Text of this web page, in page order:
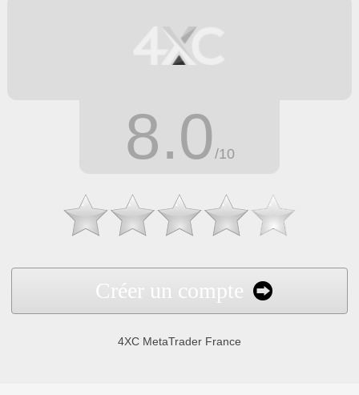
8.0 /10
Créer un compte
4XC MetaTrader France